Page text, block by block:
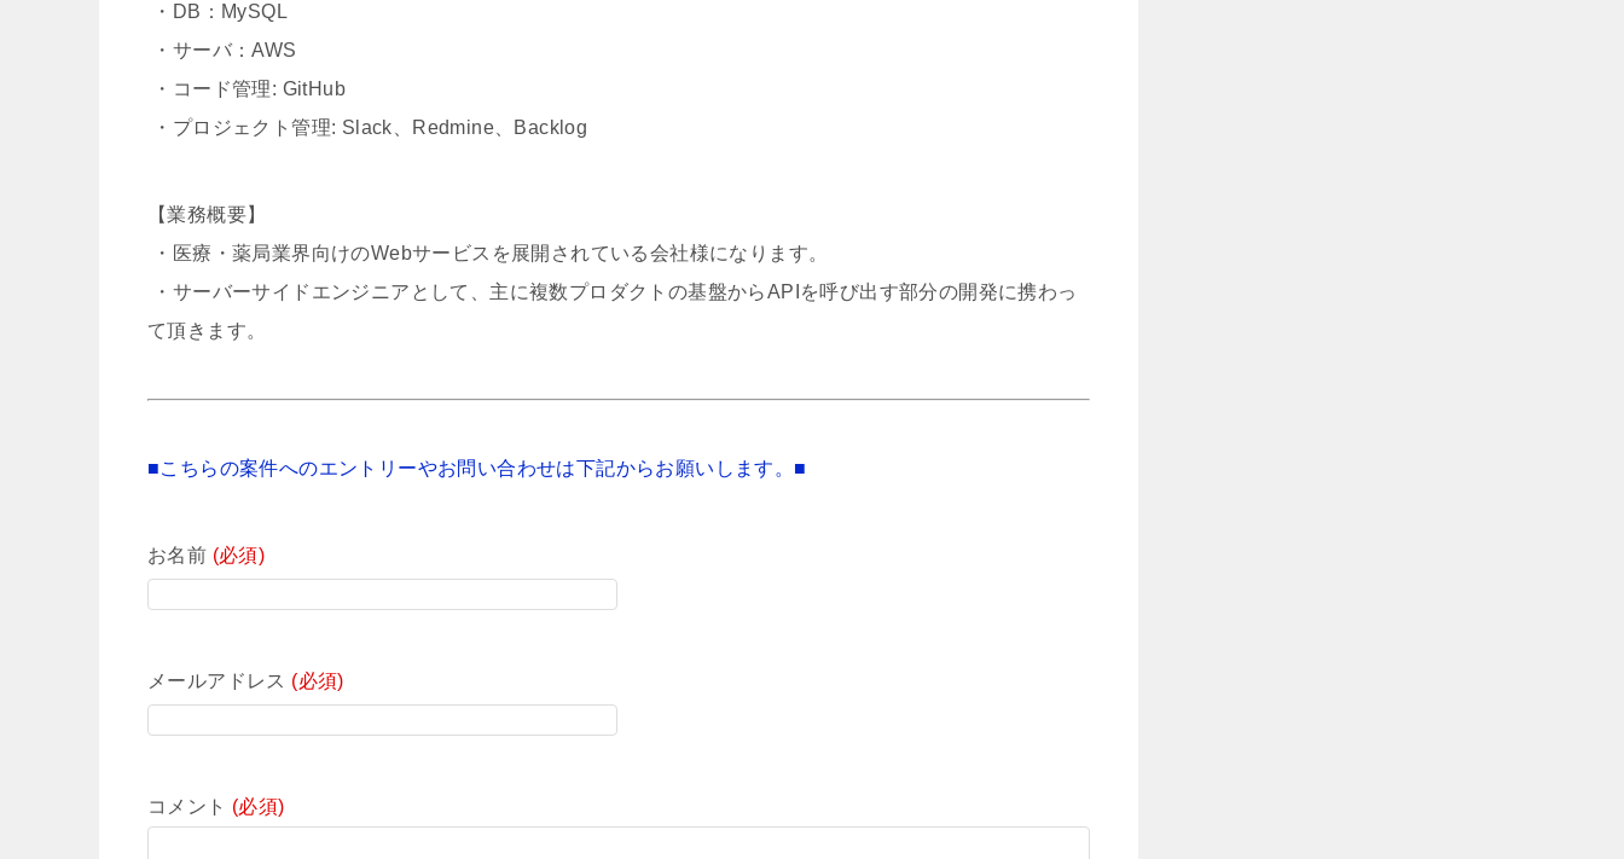
・DB：MySQL
・サーバ：AWS
・コード管理: GitHub
・プロジェクト管理: Slack、Redmine、Backlog
【業務概要】
・医療・薬局業界向けのWebサービスを展開されている会社様になります。
・サーバーサイドエンジニアとして、主に複数プロダクトの基盤からAPIを呼び出す部分の開発に携わっ
て頂きます。
■こちらの案件へのエントリーやお問い合わせは下記からお願いします。■
お名前 (必須)
メールアドレス (必須)
コメント (必須)